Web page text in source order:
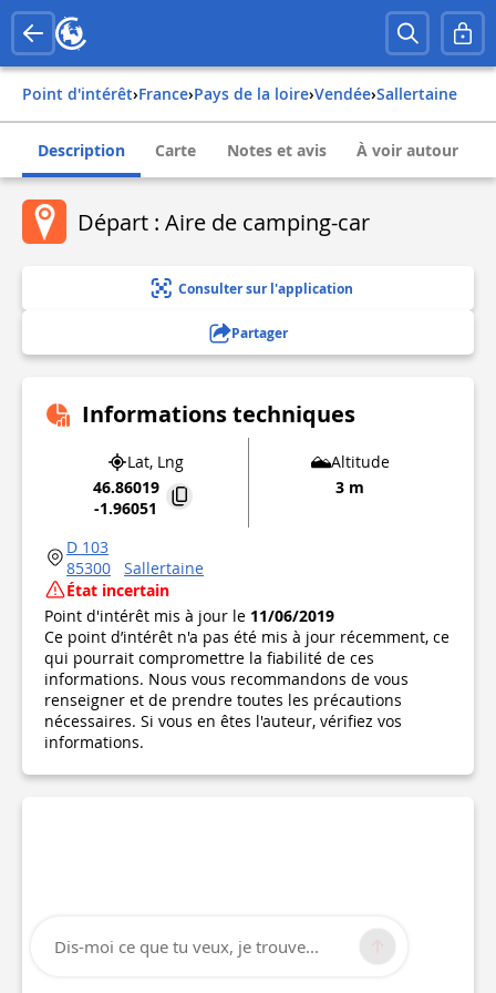
Point d'intérêt› france› pays de la loire› vendée› sallertaine
Description Carte Notes et avis À voir autour
Départ : Aire de camping-car
Consulter sur l'application
Partager
Informations techniques
Lat, Lng
46.86019
-1.96051
Altitude
3 m
D 103
85300
Sallertaine
État incertain
Point d'intérêt mis à jour le 11/06/2019
Ce point d’intérêt n'a pas été mis à jour récemment, ce
qui pourrait compromettre la fiabilité de ces
informations. Nous vous recommandons de vous
renseigner et de prendre toutes les précautions
nécessaires. Si vous en êtes l'auteur, vérifiez vos
informations.
Dis-moi ce que tu veux, je trouve...